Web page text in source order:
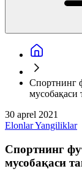
Cпортнинг
мусобақаси
30 aprel 2021
ElonlarYangiliklar
Cпортнинг
мусобақаси